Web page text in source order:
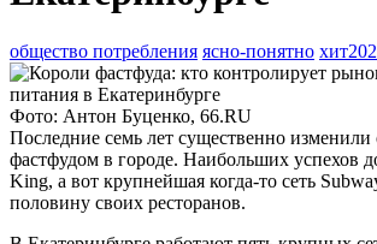
общество потребления ясно-понятно
Фото: Антон Буценко, 66.RU
Последние семь лет существенно
фастфудом в городе. Наибольших успехов
King, а вот крупнейшая когда-то сеть
половину своих ресторанов.